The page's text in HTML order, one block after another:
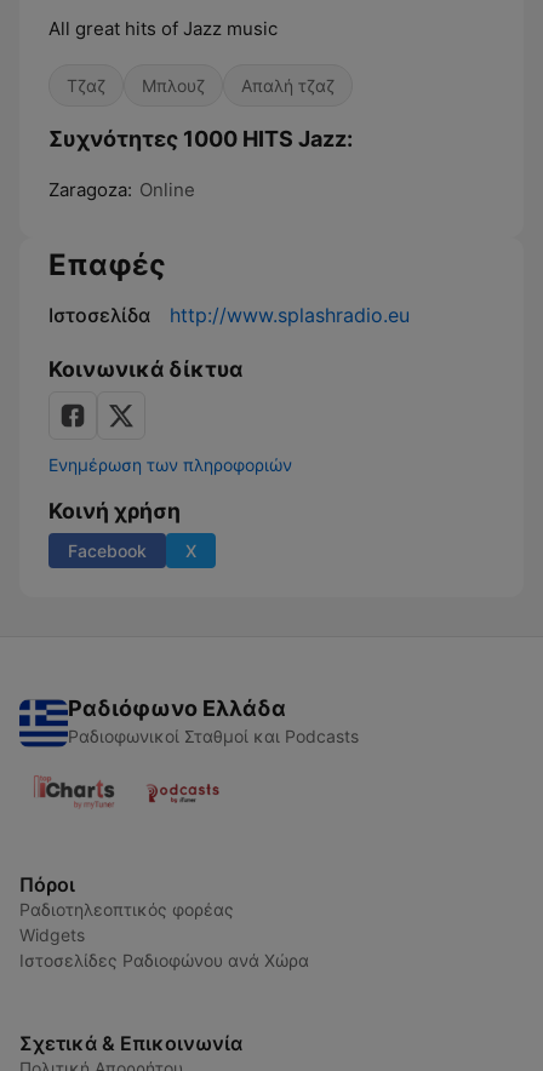
All great hits of Jazz music
Τζαζ Μπλουζ Απαλή τζαζ
Συχνότητες 1000 HITS Jazz:
Zaragoza: Online
Επαφές
Ιστοσελίδα http://www.splashradio.eu
Κοινωνικά δίκτυα
Ενημέρωση των πληροφοριών
Κοινή χρήση
Facebook X
Ραδιόφωνο Ελλάδα
Ραδιοφωνικοί Σταθμοί και Podcasts
Πόροι
Ραδιοτηλεοπτικός φορέας
Widgets
Ιστοσελίδες Ραδιοφώνου ανά Χώρα
Σχετικά & Επικοινωνία